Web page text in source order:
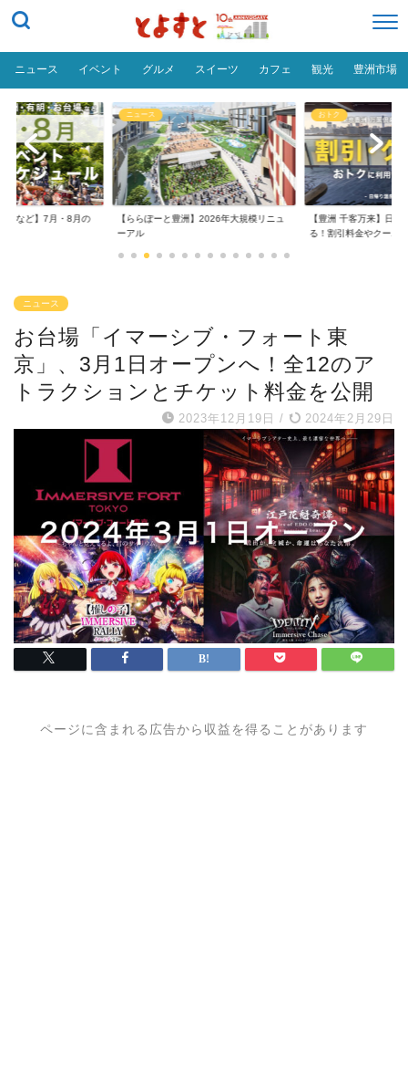
ニュース イベント グルメ スイーツ カフェ 観光 豊洲市場
場など】7月・8月の
ニュース
【ららぽーと豊洲】2026年大規模リニュ
ーアル
おトク
【豊洲 千客万来】日帰
る！割引料金やクーポ...
ニュース
お台場「イマーシブ・フォート東
京」、3月1日オープンへ！全12のア
トラクションとチケット料金を公開
2023年12月19日 / 2024年2月29日
ページに含まれる広告から収益を得ることがあります